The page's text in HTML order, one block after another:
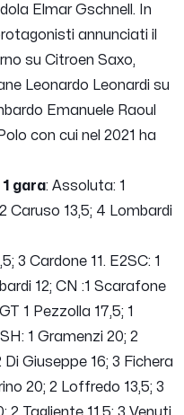
Elmar Gschnell. In
annunciati il
su Citroen Saxo,
Leonardo Leonardi su
Emanuele Raoul
con cui nel 2021 ha
gara: Assoluta: 1
Caruso 13,5; 4 Lombardi
3 Cardone 11. E2SC: 1
12; CN :1 Scarafone
1 Pezzolla 17,5; 1
1 Gramenzi 20; 2
Di Giuseppe 16; 3 Fichera
20; 2 Loffredo 13,5; 3